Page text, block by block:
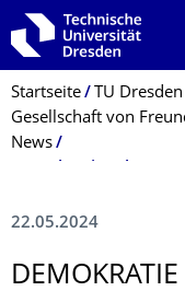
Zur Hauptnavigation
Zur Suche springen
Zum Inhalt springen
Breadcrumb-Menü
Startseite TU Dresden
Gesellschaft von
News
22.05.2024